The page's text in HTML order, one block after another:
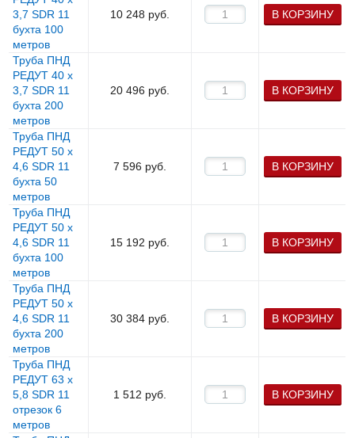
3,7 SDR 11
бухта 100
метров
10 248 руб. В КОРЗИНУ
Труба ПНД
РЕДУТ 40 х
3,7 SDR 11
бухта 200
метров
20 496 руб. В КОРЗИНУ
Труба ПНД
РЕДУТ 50 х
4,6 SDR 11
бухта 50
метров
7 596 руб. В КОРЗИНУ
Труба ПНД
РЕДУТ 50 х
4,6 SDR 11
бухта 100
метров
15 192 руб. В КОРЗИНУ
Труба ПНД
РЕДУТ 50 х
4,6 SDR 11
бухта 200
метров
30 384 руб. В КОРЗИНУ
Труба ПНД
РЕДУТ 63 х
5,8 SDR 11
отрезок 6
метров
1 512 руб. В КОРЗИНУ